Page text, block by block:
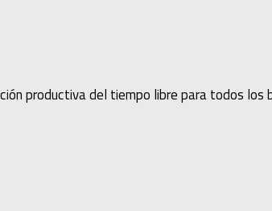
productiva del tiempo libre para todos los